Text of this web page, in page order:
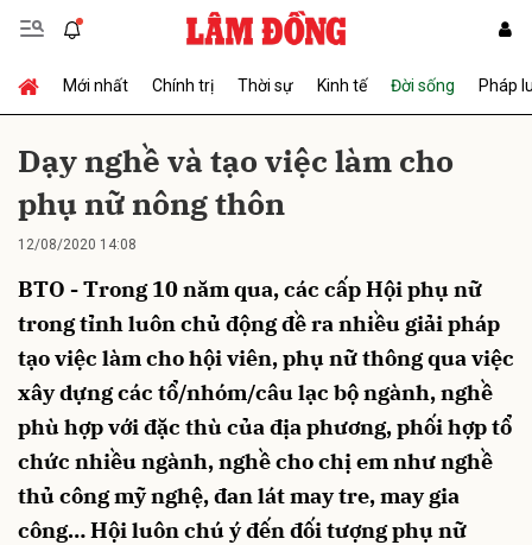
Mới nhất Chính trị Thời sự Kinh tế Đời sống Pháp
Dạy nghề và tạo việc làm cho
phụ nữ nông thôn
12/08/2020 14:08
BTO - Trong 10 năm qua, các cấp Hội phụ nữ
trong tỉnh luôn chủ động đề ra nhiều giải pháp
tạo việc làm cho hội viên, phụ nữ thông qua việc
xây dựng các tổ/nhóm/câu lạc bộ ngành, nghề
phù hợp với đặc thù của địa phương, phối hợp tổ
chức nhiều ngành, nghề cho chị em như nghề
thủ công mỹ nghệ, đan lát may tre, may gia
công… Hội luôn chú ý đến đối tượng phụ nữ
Gửi bình luận
Hủy Gửi